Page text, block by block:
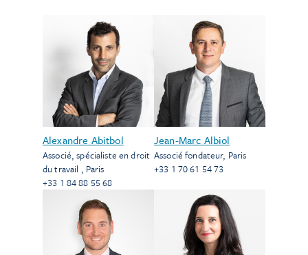
Alexandre Abitbol
Associé, spécialiste en droit
du travail , Paris
+33 1 84 88 55 68
Jean-Marc Albiol
Associé fondateur, Paris
+33 1 70 61 54 73